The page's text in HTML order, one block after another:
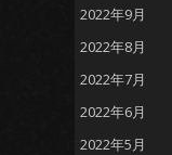
2022年9月
2022年8月
2022年7月
2022年6月
2022年5月